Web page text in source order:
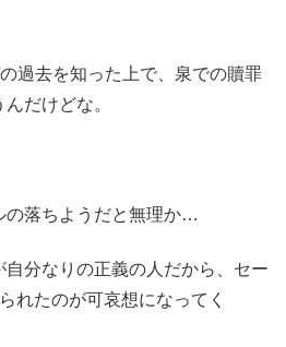
過去を知った上で、泉での贖罪
だけどな。
の落ちようだと無理か…
分なりの正義の人だから、セー
れたのが可哀想になってく